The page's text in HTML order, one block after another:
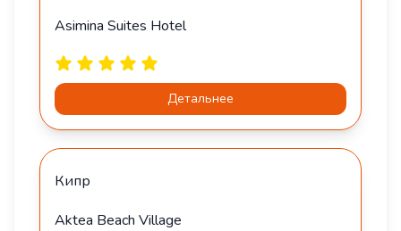
Asimina Suites Hotel
Детальнее
Кипр
Aktea Beach Village